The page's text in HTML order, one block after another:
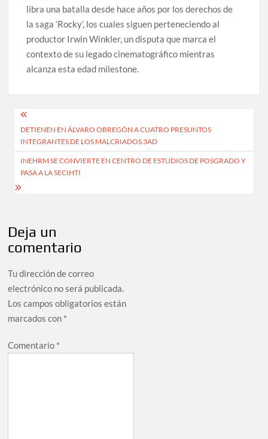
libra una batalla desde hace años por los derechos de
la saga ‘Rocky’, los cuales siguen perteneciendo al
productor Irwin Winkler, un disputa que marca el
contexto de su legado cinematográfico mientras
alcanza esta edad milestone.
Navegación
de
entradas
DETIENEN EN ÁLVARO OBREGÓN A CUATRO PRESUNTOS
INTEGRANTES DE LOS MALCRIADOS 3AD
INEHRM SE CONVIERTE EN CENTRO DE ESTUDIOS DE POSGRADO Y
PASA A LA SECIHTI
Deja un
comentario
Tu dirección de correo
electrónico no será publicada.
Los campos obligatorios están
marcados con *
Comentario *